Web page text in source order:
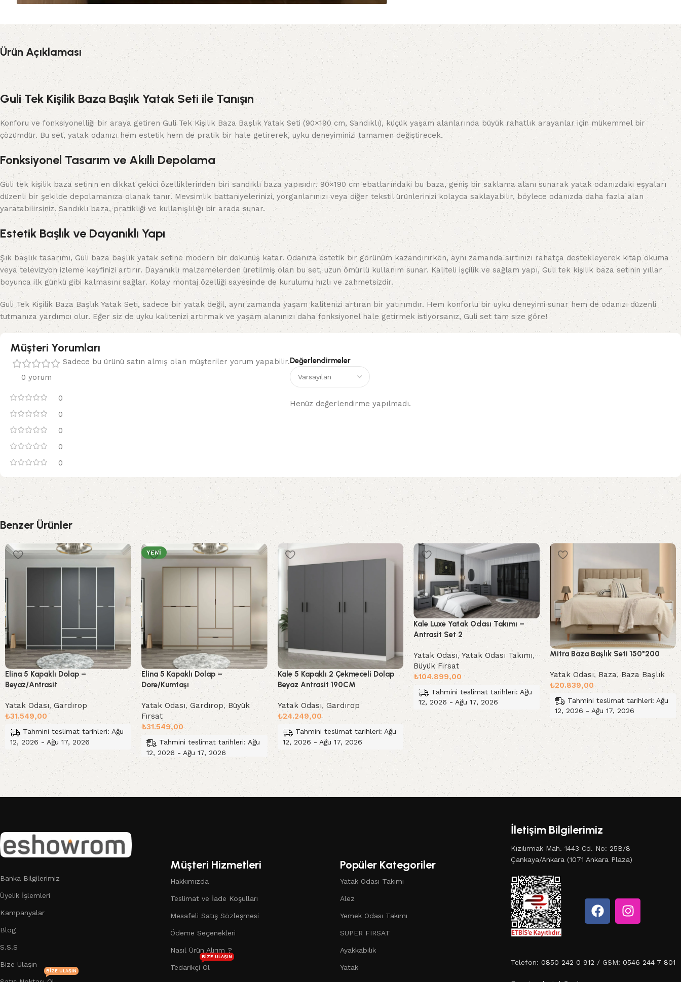
Ürün Açıklaması
Guli Tek Kişilik Baza Başlık Yatak Seti ile Tanışın
Konforu ve fonksiyonelliği bir araya getiren Guli Tek Kişilik Baza Başlık Yatak Seti (90×190 cm, Sandıklı), küçük yaşam alanlarında büyük rahatlık arayanlar için mükemmel bir
çözümdür. Bu set, yatak odanızı hem estetik hem de pratik bir hale getirerek, uyku deneyiminizi tamamen değiştirecek.
Fonksiyonel Tasarım ve Akıllı Depolama
Guli tek kişilik baza setinin en dikkat çekici özelliklerinden biri sandıklı baza yapısıdır. 90×190 cm ebatlarındaki bu baza, geniş bir saklama alanı sunarak yatak odanızdaki eşyaları
düzenli bir şekilde depolamanıza olanak tanır. Mevsimlik battaniyelerinizi, yorganlarınızı veya diğer tekstil ürünlerinizi kolayca saklayabilir, böylece odanızda daha fazla alan
yaratabilirsiniz. Sandıklı baza, pratikliği ve kullanışlılığı bir arada sunar.
Estetik Başlık ve Dayanıklı Yapı
Şık başlık tasarımı, Guli baza başlık yatak setine modern bir dokunuş katar. Odanıza estetik bir görünüm kazandırırken, aynı zamanda sırtınızı rahatça destekleyerek kitap okuma
veya televizyon izleme keyfinizi artırır. Dayanıklı malzemelerden üretilmiş olan bu set, uzun ömürlü kullanım sunar. Kaliteli işçilik ve sağlam yapı, Guli tek kişilik baza setinin yıllar
boyunca ilk günkü gibi kalmasını sağlar. Kolay montaj özelliği sayesinde de kurulumu hızlı ve zahmetsizdir.
Guli Tek Kişilik Baza Başlık Yatak Seti, sadece bir yatak değil, aynı zamanda yaşam kalitenizi artıran bir yatırımdır. Hem konforlu bir uyku deneyimi sunar hem de odanızı düzenli
tutmanıza yardımcı olur. Eğer siz de uyku kalitenizi artırmak ve yaşam alanınızı daha fonksiyonel hale getirmek istiyorsanız, Guli set tam size göre!
Müşteri Yorumları
0 yorum
0
0
0
0
0
Değerlendirmeler
Henüz değerlendirme yapılmadı.
Sadece bu ürünü satın almış olan müşteriler yorum yapabilir.
Benzer Ürünler
Elina 5 Kapaklı Dolap –
Beyaz/Antrasit
Yatak Odası, Gardırop
₺31.549,00
Tahmini teslimat tarihleri: Ağu
12, 2026 - Ağu 17, 2026
Sepete Ekle
YENI
Elina 5 Kapaklı Dolap –
Dore/Kumtaşı
Yatak Odası,Gardırop,Büyük
Fırsat
₺31.549,00
Tahmini teslimat tarihleri: Ağu
12, 2026 - Ağu 17, 2026
Sepete Ekle
Kale 5 Kapaklı 2 Çekmeceli Dolap
Beyaz Antrasit 190CM
Yatak Odası, Gardırop
₺24.249,00
Tahmini teslimat tarihleri: Ağu
12, 2026 - Ağu 17, 2026
Sepete Ekle
Kale Luxe Yatak Odası Takımı –
Antrasit Set 2
Yatak Odası,Yatak Odası Takımı,
Büyük Fırsat
₺104.899,00
Tahmini teslimat tarihleri: Ağu
12, 2026 - Ağu 17, 2026
Sepete Ekle
Mitra Baza Başlık Seti 150*200
Yatak Odası,Baza,Baza Başlık
₺20.839,00
Tahmini teslimat tarihleri: Ağu
12, 2026 - Ağu 17, 2026
Sepete Ekle
Read More
Banka Bilgilerimiz
Üyelik İşlemleri
Kampanyalar
Blog
S.S.S
Bize Ulaşın
BIZE ULAŞIN
Müşteri Hizmetleri
Hakkımızda
Teslimat ve İade Koşulları
Mesafeli Satış Sözleşmesi
Ödeme Seçenekleri
Nasıl Ürün Alırım ?
Tedarikçi Ol
BIZE ULAŞIN
Popüler Kategoriler
Yatak Odası Takımı
Alez
Yemek Odası Takımı
SUPER FIRSAT
Ayakkabılık
Yatak
İletişim Bilgilerimiz
Kızılırmak Mah. 1443 Cd. No: 25B/8
Çankaya/Ankara (1071 Ankara Plaza)
Telefon: 0850 242 0 912 / GSM: 0546 244 7 801